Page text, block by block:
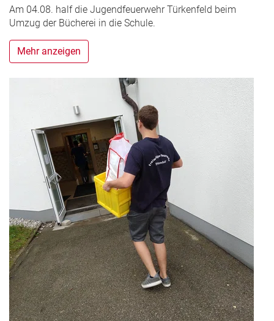
Am 04.08. half die Jugendfeuerwehr Türkenfeld beim
Umzug der Bücherei in die Schule.
Mehr anzeigen